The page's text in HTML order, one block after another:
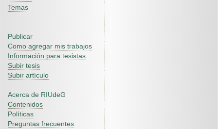
Temas
Publicar
Como agregar mis trabajos
Información para tesistas
Subir tesis
Subir artículo
Acerca de RIUdeG
Contenidos
Políticas
Preguntas frecuentes